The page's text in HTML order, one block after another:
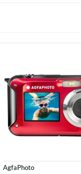
AgfaPhoto